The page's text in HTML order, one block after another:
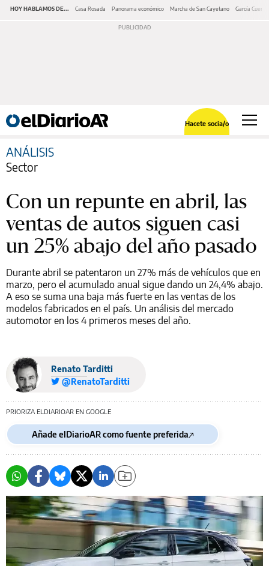
HOY HABLAMOS DE... Casa Rosada Panorama económico Marcha de San Cayetano García Cuerva
Hacete socia/o
ANÁLISIS
Sector
Con un repunte en abril, las
ventas de autos siguen casi
un 25% abajo del año pasado
Durante abril se patentaron un 27% más de vehículos que en
marzo, pero el acumulado anual sigue dando un 24,4% abajo.
A eso se suma una baja más fuerte en las ventas de los
modelos fabricados en el país. Un análisis del mercado
automotor en los 4 primeros meses del año.
Renato Tarditti
@RenatoTarditti
PRIORIZA ELDIARIOAR EN GOOGLE
Añade elDiarioAR como fuente preferida